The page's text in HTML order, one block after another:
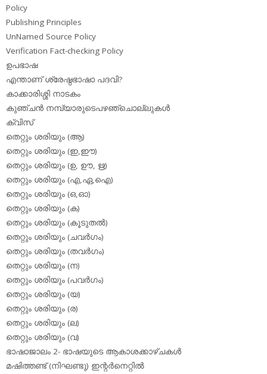
Policy
Publishing Principles
UnNamed Source Policy
Verification Fact-checking Policy
ഉപഭാഷ
എന്താണ് ശ്രേഷ്ഠഭാഷാ പദവി?
കാക്കാരിശ്ശി നാടകം
കുഞ്ചന്‍ നമ്പ്യാരുടെപഴഞ്ചൊല്ലുകള്‍
ക്വിസ്
തെറ്റും ശരിയും (ആ)
തെറ്റും ശരിയും (ഇ,ഈ)
തെറ്റും ശരിയും (ഉ, ഊ, ഋ)
തെറ്റും ശരിയും (എ,ഏ,ഐ)
തെറ്റും ശരിയും (ഒ,ഓ)
തെറ്റും ശരിയും (ക)
തെറ്റും ശരിയും (കൂടുതല്‍)
തെറ്റും ശരിയും (ചവര്‍ഗം)
തെറ്റും ശരിയും (തവര്‍ഗം)
തെറ്റും ശരിയും (ന)
തെറ്റും ശരിയും (പവര്‍ഗം)
തെറ്റും ശരിയും (യ)
തെറ്റും ശരിയും (ര)
തെറ്റും ശരിയും (ല)
തെറ്റും ശരിയും (വ)
ഭാഷാജാലം 2- ഭാഷയുടെ ആകാശക്കാഴ്ചകള്‍
മഷിത്തണ്ട് (നിഘണ്ടു) ഇന്റര്‍നെറ്റില്‍